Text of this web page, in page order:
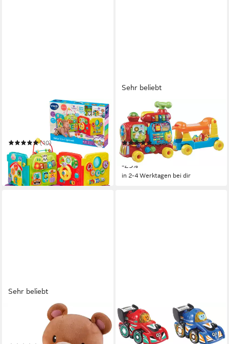
Lernspielzeug Babys 3-in-1
(10)
37,99 € UVP45,99 €
-17%
in 2-4 Werktagen bei dir
Sehr beliebt
Spielzeug-Eisenbahn
VTechBaby, ABC-Eisenbahn
(245)
ab 49,99 € UVP69,99 €
-29%
in 2-4 Werktagen bei dir
Sehr beliebt
Kuscheltier VTechBaby,
Krabbel mit mir - Bär
VTECH®
Spielzeug-Auto Tut Tut Baby
Flitzer, 2er Set